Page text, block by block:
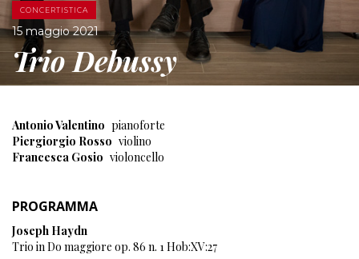
CONCERTISTICA
15 maggio 2021
Trio Debussy
Antonio Valentino pianoforte
Piergiorgio Rosso violino
Francesca Gosio violoncello
PROGRAMMA
Joseph Haydn
Trio in Do maggiore op. 86 n. 1 Hob:XV:27